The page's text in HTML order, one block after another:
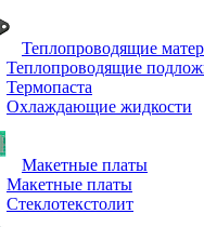
Теплопроводящие
Теплопроводящие
Термопаста
Охлаждающие жидкости
Макетные платы
Макетные платы
Стеклотекстолит